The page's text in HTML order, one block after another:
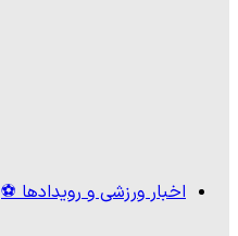
اخبار ورزشی و رویدادها ⚽